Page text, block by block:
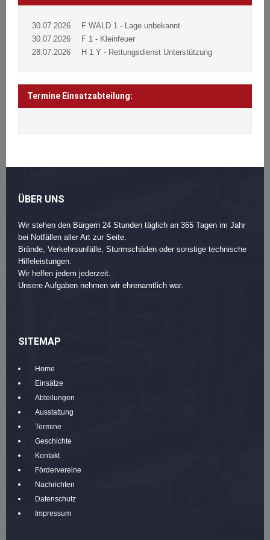
30.07.2026
F WALD 1 - Lage unbekannt
30.07.2026
F 1 - Kleinfeuer
28.07.2026
H 1 Y - Rettungsdienst Unterstützung
Termine Einsatzabteilung:
ÜBER UNS
Wir stehen den Bürgern 24 Stunden täglich an 365 Tagen im Jahr
bei Notfällen aller Art zur Seite.
Brände, Verkehrsunfälle, Sturmschäden oder sonstige technische
Hilfeleistungen.
Wir helfen jedem jederzeit.
Unsere Aufgaben nehmen wir ehrenamtlich war.
SITEMAP
Home
Einsätze
Abteilungen
Ausstattung
Termine
Geschichte
Kontakt
Fördervereine
Nachrichten
Datenschutz
Impressum